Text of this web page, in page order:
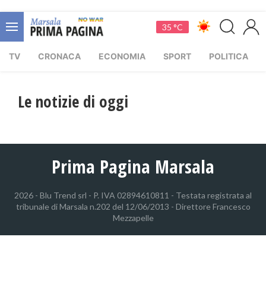
35 °C
TV CRONACA ECONOMIA SPORT POLITICA
Le notizie di oggi
Prima Pagina Marsala
2026 - Blu Trend srl - P. IVA 02894610811 - Testata registrata al
tribunale di Marsala n.202 del 12/06/2013 - Direttore Francesco
Mezzapelle